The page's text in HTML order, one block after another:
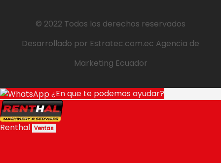
© 2022 Todos los derechos reservados
Desarrollado por Estratec.com.ec Agencia de
Marketing Ecuador
¿En que te podemos ayudar?
Renthal Ventas